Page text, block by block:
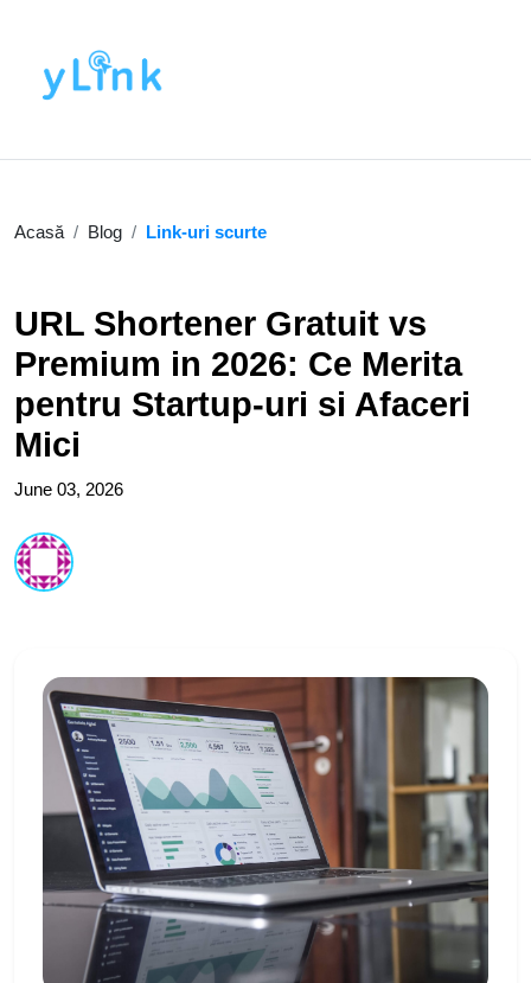
Acasă Blog Link-uri scurte
URL Shortener Gratuit vs
Premium in 2026: Ce Merita
pentru Startup-uri si Afaceri
Mici
June 03, 2026